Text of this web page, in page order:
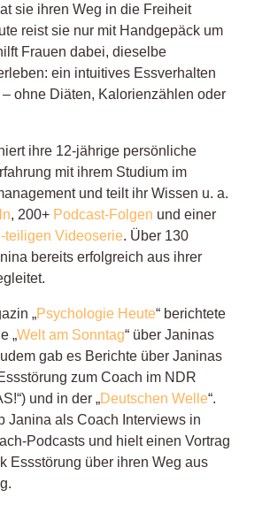
sie ihren Weg in die Freiheit
reist sie nur mit Handgepäck um
Frauen dabei, dieselbe
ein intuitives Essverhalten
ohne Diäten, Kalorienzählen oder
ihre 12-jährige persönliche
mit ihrem Studium im
und teilt ihr Wissen u. a.
, 200+ Podcast-Folgen und einer
teiligen Videoserie. Über 130
bereits erfolgreich aus ihrer
„Psychologie Heute“ berichtete
„Welt am Sonntag“ über Janinas
gab es Berichte über Janinas
zum Coach im NDR
und in der „Deutschen Welle“.
Janina als Coach Interviews in
Podcasts und hielt einen Vortrag
Essstörung über ihren Weg aus